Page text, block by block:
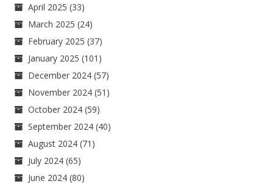
April 2025 (33)
March 2025 (24)
February 2025 (37)
January 2025 (101)
December 2024 (57)
November 2024 (51)
October 2024 (59)
September 2024 (40)
August 2024 (71)
July 2024 (65)
June 2024 (80)